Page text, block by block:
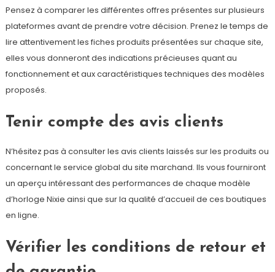
Pensez à comparer les différentes offres présentes sur plusieurs
plateformes avant de prendre votre décision. Prenez le temps de
lire attentivement les fiches produits présentées sur chaque site,
elles vous donneront des indications précieuses quant au
fonctionnement et aux caractéristiques techniques des modèles
proposés.
Tenir compte des avis clients
N’hésitez pas à consulter les avis clients laissés sur les produits ou
concernant le service global du site marchand. Ils vous fourniront
un aperçu intéressant des performances de chaque modèle
d’horloge Nixie ainsi que sur la qualité d’accueil de ces boutiques
en ligne.
Vérifier les conditions de retour et